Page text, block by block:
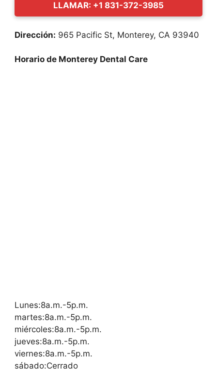
LLAMAR: +1 831-372-3985
Dirección: 965 Pacific St, Monterey, CA 93940
Horario de Monterey Dental Care
Lunes:8a.m.-5p.m.
martes:8a.m.-5p.m.
miércoles:8a.m.-5p.m.
jueves:8a.m.-5p.m.
viernes:8a.m.-5p.m.
sábado:Cerrado